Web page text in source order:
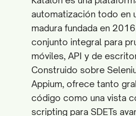
automatización todo en
madura fundada en
conjunto integral para
móviles, API y de
Construido sobre
Appium, ofrece tanto
código como una vista
scripting para SDETs